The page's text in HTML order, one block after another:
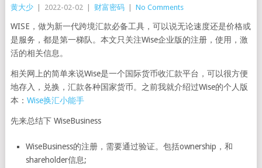
黄大少 2022-02-02 财富密码 No Comments
WISE，做为新一代跨境汇款必备工具，可以说无论速度还是价格或
是服务，都是第一梯队。本文只关注Wise企业版的注册，使用，激
活的相关信息。
相关网上的简单来说Wise是一个国际货币收汇款平台，可以很方便
地存入，兑换，汇款各种国家货币。之前我就介绍过Wise的个人版
本： Wise换汇小能手
先来总结下 WiseBusiness
WiseBusiness的注册，需要通过验证。包括ownership，和
shareholder信息;